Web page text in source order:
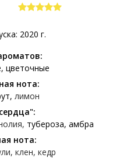
2020 г.
цветочные
нота:
лимон
тубероза амбра
нота:
клен кедр